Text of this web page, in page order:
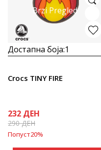
Brzi Pregled
Достапна боја:1
Crocs TINY FIRE
232 ДЕН
290ДЕН
Попуст20%